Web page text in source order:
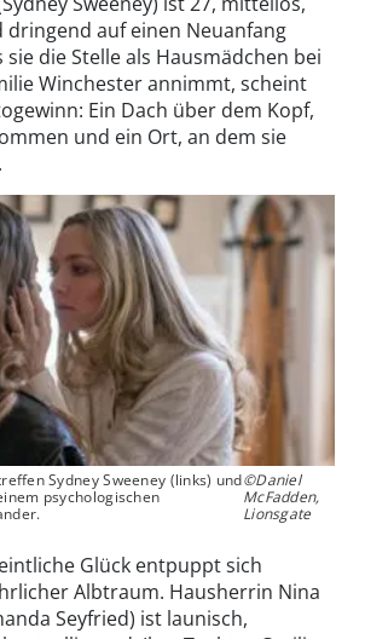
auf einen Neuanfang
sie die Stelle als Hausmädchen bei
Winchester annimmt, scheint
Ein Dach über dem Kopf,
und ein Ort, an dem sie
Sydney Sweeney (links) und
psychologischen
©Daniel
McFadden,
Lionsgate
Glück entpuppt sich
Albtraum. Hausherrin Nina
Seyfried) ist launisch,